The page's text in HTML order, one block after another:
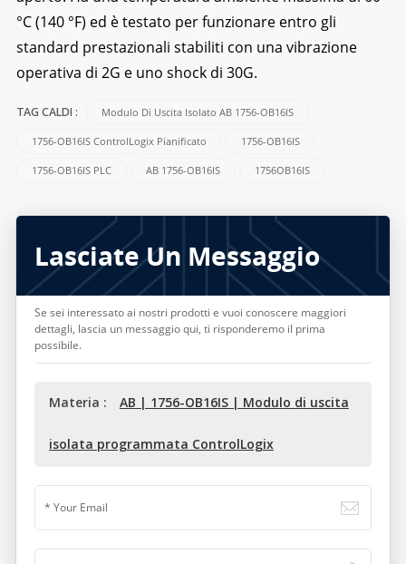
°C (140 °F) ed è testato per funzionare entro gli
standard prestazionali stabiliti con una vibrazione
operativa di 2G e uno shock di 30G.
TAG CALDI : Modulo Di Uscita Isolato AB 1756-OB16IS
1756-OB16IS ControlLogix Pianificato 1756-OB16IS
1756-OB16IS PLC AB 1756-OB16IS 1756OB16IS
Lasciate Un Messaggio
Se sei interessato ai nostri prodotti e vuoi conoscere maggiori
dettagli, lascia un messaggio qui, ti risponderemo il prima
possibile.
Materia : AB | 1756-OB16IS | Modulo di uscita
isolata programmata ControlLogix